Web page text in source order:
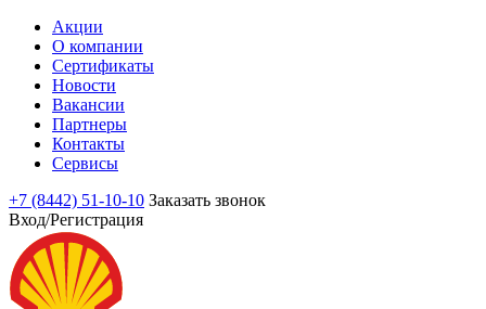
Акции
О компании
Сертификаты
Новости
Вакансии
Партнеры
Контакты
Сервисы
+7 (8442) 51-10-10 Заказать звонок
Вход/Регистрация